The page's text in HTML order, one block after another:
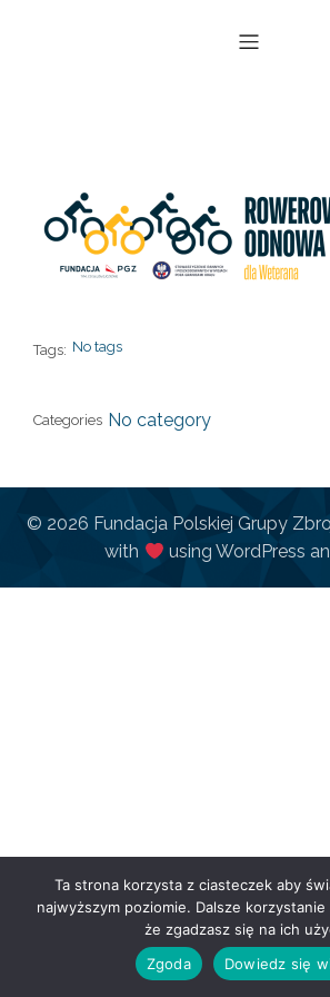
Tags: No tags
Categories No category
© 2026 Fundacja Polskiej Grupy
with
using WordPress
Ta strona korzysta z ciasteczek aby
najwyższym poziomie. Dalsze
że zgadzasz się na ich
Zgoda
Dowiedz się